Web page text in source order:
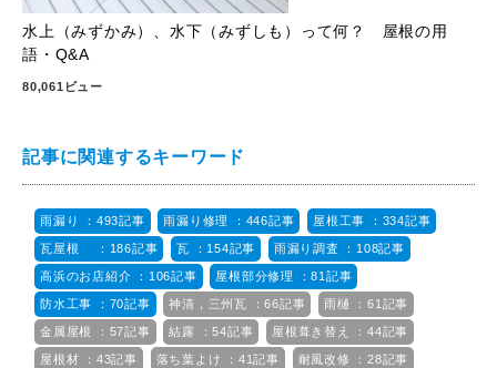
水上（みずかみ）、水下（みずしも）って何？ 屋根の用
語・Q&A
80,061ビュー
記事に関連するキーワード
雨漏り ：493記事 雨漏り修理 ：446記事 屋根工事 ：334記事
瓦屋根 ：186記事 瓦 ：154記事 雨漏り調査 ：108記事
高浜のお店紹介 ：106記事 屋根部分修理 ：81記事
防水工事 ：70記事 神清，三州瓦 ：66記事 雨樋 ：61記事
金属屋根 ：57記事 結露 ：54記事 屋根葺き替え ：44記事
屋根材 ：43記事 落ち葉よけ ：41記事 耐風改修 ：28記事